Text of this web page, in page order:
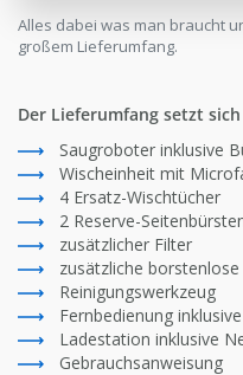
Alles dabei was man braucht
großem Lieferumfang.
Der Lieferumfang setzt
Saugroboter inklusive
Wischeinheit mit
4 Ersatz-Wischtücher
2 Reserve-
zusätzlicher Filter
zusätzliche
Reinigungswerkzeug
Fernbedienung
Ladestation inklusive
Gebrauchsanweisung